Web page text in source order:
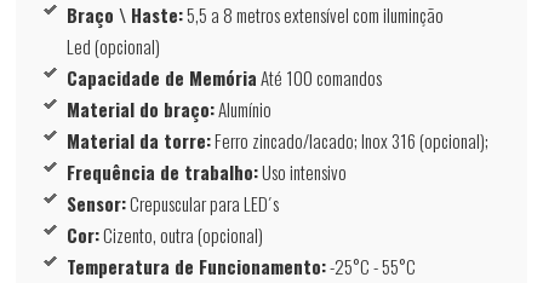
Braço \ Haste:5,5 a 8 metros extensível com iluminção
Led (opcional)
Capacidade de MemóriaAté 100 comandos
Material do braço:Alumínio
Material da torre:Ferro zincado/lacado; Inox 316 (opcional);
Frequência de trabalho:Uso intensivo
Sensor:Crepuscular para LED´s
Cor:Cizento, outra (opcional)
Temperatura de Funcionamento:-25°C - 55°C